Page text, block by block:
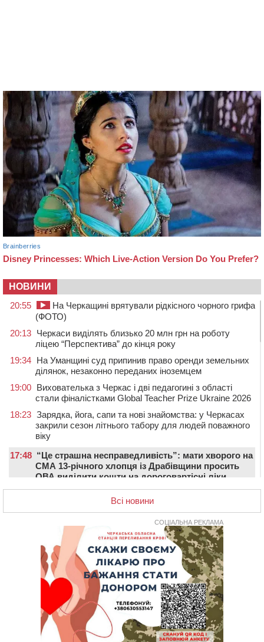
НОВИНИ
20:55
На Черкащині врятували рідкісного чорного грифа
(ФОТО)
20:13 Черкаси виділять близько 20 млн грн на роботу
ліцею “Перспектива” до кінця року
19:34 На Уманщині суд припинив право оренди земельних
ділянок, незаконно переданих іноземцем
19:00 Вихователька з Черкас і дві педагогині з області
стали фіналістками Global Teacher Prize Ukraine 2026
18:23 Зарядка, йога, сапи та нові знайомства: у Черкасах
закрили сезон літнього табору для людей поважного
віку
17:48 “Це страшна несправедливість”: мати хворого на
СМА 13-річного хлопця із Драбівщини просить
ОВА виділити кошти на дороговартісні ліки
На Уманщині судитимуть колишню очільницю відділу
освіти через закупівлю електрики за завищеною
У Черкасах провели в останню путь двох
загиблих воїнів
До 1 вересня у Черкасах оновлюють дорожню
розмітку біля навчальних закладів (ФОТОФАКТ)
На честь загиблого захисника і чемпіона світу в
Черкасах відкрили спортивно-реабілітаційний центр
На Звенигородщині, попри заборону міськради,
проведуть “Ше.Fest”
Всі новини
СОЦІАЛЬНА РЕКЛАМА